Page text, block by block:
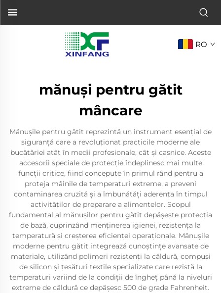
RO
mănuși pentru gătit
mâncare
Mănușile pentru gătit reprezintă un instrument esențial de
siguranță care a revoluționat practicile moderne ale
bucătăriei atât în medii profesionale, cât și casnice. Aceste
accesorii speciale de protecție îndeplinesc mai multe
funcții critice, fiind concepute în primul rând pentru a
proteja mâinile de temperaturi extreme, a preveni
contaminarea cruzită și a îmbunătăți aderența în timpul
activităților de preparare a alimentelor. Scopul
fundamental al mănușilor pentru gătit depășește protecția
de bază, cuprinzând menținerea igienei, rezistența la
temperatură și creșterea eficienței operaționale. Mănușile
moderne pentru gătit integrează cunoștințe avansate de
materiale, utilizând polimeri rezistenți la căldură, compuși
de silicon și țesături textile specializate care rezistă la
temperaturi variind de la condiții de îngheț până la niveluri
extreme de căldură ce depășesc 500 de grade Fahrenheit.